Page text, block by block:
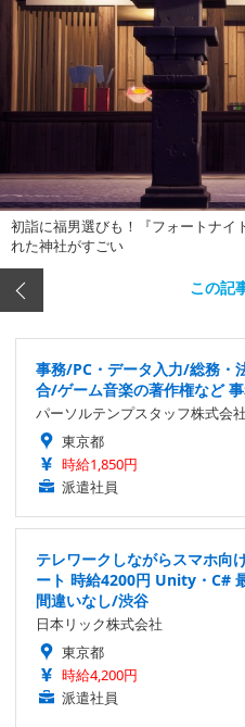
初詣に福男選びも！『フォートナイ
れた神社がすごい
この記
事務/PC・データ入力/総務・
合/ゲーム音楽の著作権など
パーソルテンプスタッフ株式会社
東京都
時給1,850円
派遣社員
テレワークしながらスマホ向
ート 時給4200円 Unity・C#
間違いなし/渋谷
日本リック株式会社
東京都
時給4,200円
派遣社員